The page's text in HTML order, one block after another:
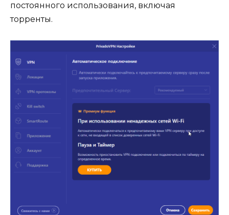
постоянного использования, включая
торренты.